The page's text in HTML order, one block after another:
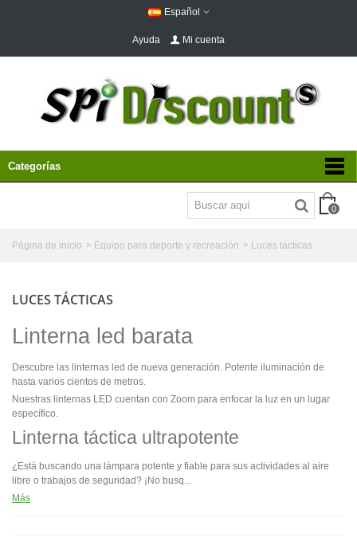
Español
Ayuda Mi cuenta
Categorías
0
Página de inicio > Equipo para deporte y recreación > Luces tácticas
LUCES TÁCTICAS
Linterna led barata
Descubre las linternas led de nueva generación. Potente iluminación de
hasta varios cientos de metros.
Nuestras linternas LED cuentan con Zoom para enfocar la luz en un lugar
específico.
Linterna táctica ultrapotente
¿Está buscando una lámpara potente y fiable para sus actividades al aire
libre o trabajos de seguridad? ¡No busq...
Más